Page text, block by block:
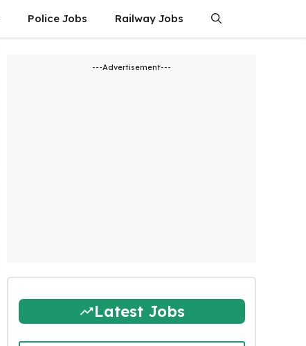
Police Jobs Railway Jobs
---Advertisement---
Latest Jobs